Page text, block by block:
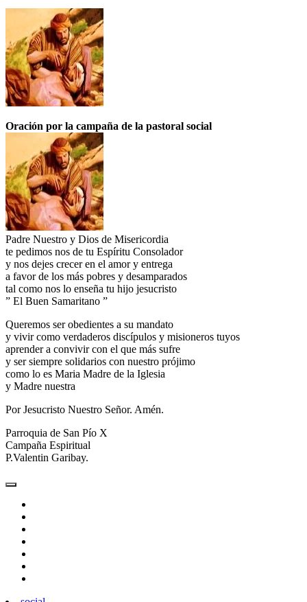
Oración por la campaña de la pastoral social
Padre Nuestro y Dios de Misericordia
te pedimos nos de tu Espíritu Consolador
y nos dejes crecer en el amor y entrega
a favor de los más pobres y desamparados
tal como nos lo enseña tu hijo jesucristo
” El Buen Samaritano ”
Queremos ser obedientes a su mandato
y vivir como verdaderos discípulos y misioneros tuyos
aprender a convivir con el que más sufre
y ser siempre solidarios con nuestro prójimo
como lo es Maria Madre de la Iglesia
y Madre nuestra
Por Jesucristo Nuestro Señor. Amén.
Parroquia de San Pío X
Campaña Espiritual
P.Valentin Garibay.